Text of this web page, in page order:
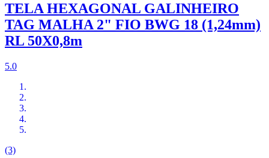
TELA HEXAGONAL GALINHEIRO
TAG MALHA 2" FIO BWG 18 (1,24mm)
RL 50X0,8m
5.0
(3)